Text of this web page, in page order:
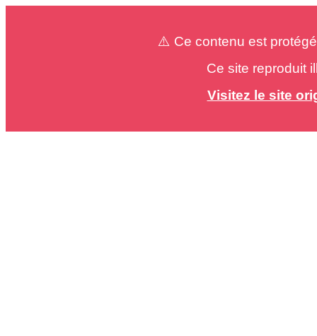
⚠️ Ce contenu est
Ce site reproduit
Visitez le site